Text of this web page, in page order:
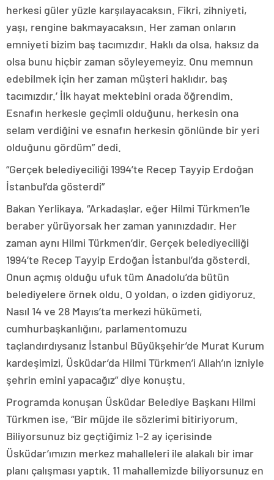
herkesi güler yüzle karşılayacaksın. Fikri, zihniyeti,
yaşı, rengine bakmayacaksın. Her zaman onların
emniyeti bizim baş tacımızdır. Haklı da olsa, haksız da
olsa bunu hiçbir zaman söyleyemeyiz. Onu memnun
edebilmek için her zaman müşteri haklıdır, baş
tacımızdır.’ İlk hayat mektebini orada öğrendim.
Esnafın herkesle geçimli olduğunu, herkesin ona
selam verdiğini ve esnafın herkesin gönlünde bir yeri
olduğunu gördüm” dedi.
“Gerçek belediyeciliği 1994’te Recep Tayyip Erdoğan
İstanbul’da gösterdi”
Bakan Yerlikaya, “Arkadaşlar, eğer Hilmi Türkmen’le
beraber yürüyorsak her zaman yanınızdadır. Her
zaman aynı Hilmi Türkmen’dir. Gerçek belediyeciliği
1994’te Recep Tayyip Erdoğan İstanbul’da gösterdi.
Onun açmış olduğu ufuk tüm Anadolu’da bütün
belediyelere örnek oldu. O yoldan, o izden gidiyoruz.
Nasıl 14 ve 28 Mayıs’ta merkezi hükümeti,
cumhurbaşkanlığını, parlamentomuzu
taçlandırdıysanız İstanbul Büyükşehir’de Murat Kurum
kardeşimizi, Üsküdar’da Hilmi Türkmen’i Allah’ın izniyle
şehrin emini yapacağız” diye konuştu.
Programda konuşan Üsküdar Belediye Başkanı Hilmi
Türkmen ise, “Bir müjde ile sözlerimi bitiriyorum.
Biliyorsunuz biz geçtiğimiz 1-2 ay içerisinde
Üsküdar’ımızın merkez mahalleleri ile alakalı bir imar
planı çalışması yaptık. 11 mahallemizde biliyorsunuz en